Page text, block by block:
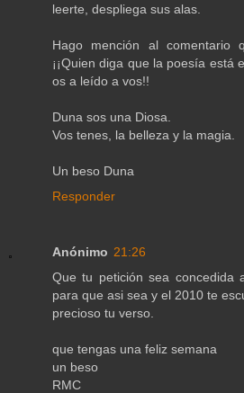
leerte, despliega sus alas.
Hago mención al comentario
¡¡Quien diga que la poesía está
os a leído a vos!!
Duna sos una Diosa.
Vos tenes, la belleza y la magia.
Un beso Duna
Responder
Anónimo 21:26
Que tu petición sea concedida
para que asi sea y el 2010 te
precioso tu verso.
que tengas una feliz semana
un beso
RMC